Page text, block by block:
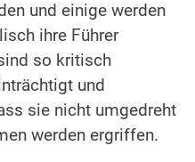
und einige werden
ihre Führer
so kritisch
und
sie nicht umgedreht
werden ergriffen.